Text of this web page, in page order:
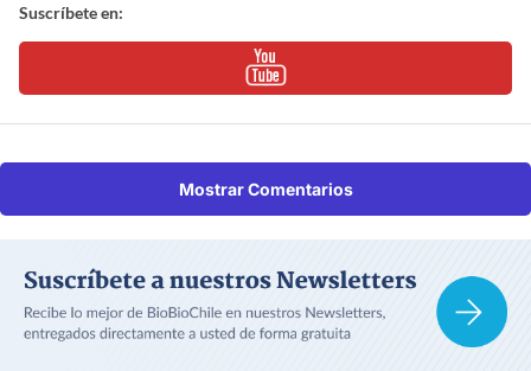
Suscríbete en:
Mostrar Comentarios